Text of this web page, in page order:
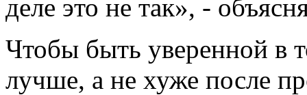
деле это не так», -
Чтобы быть уверенной в
лучше, а не хуже после